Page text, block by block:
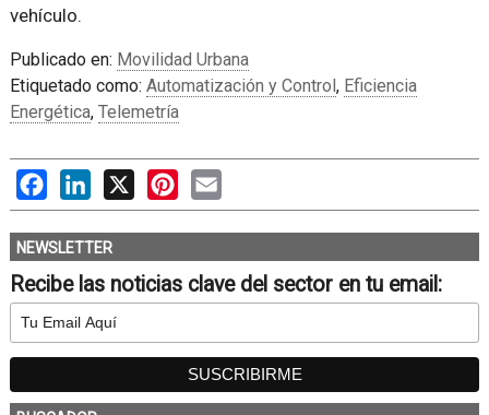
vehículo.
Publicado en: Movilidad Urbana
Etiquetado como: Automatización y Control, Eficiencia
Energética, Telemetría
FacebookLinkedIn
X PinterestEmail
NEWSLETTER
Recibe las noticias clave del sector en tu email: